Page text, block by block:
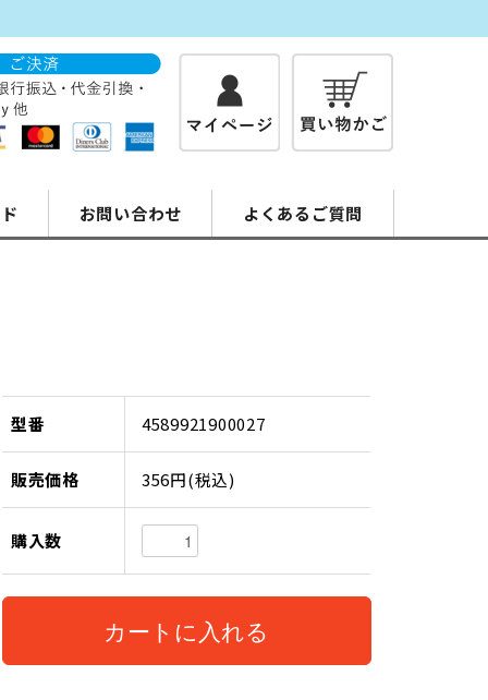
お問い合わせ よくあるご質問
型番 4589921900027
販売価格 356円(税込)
購入数